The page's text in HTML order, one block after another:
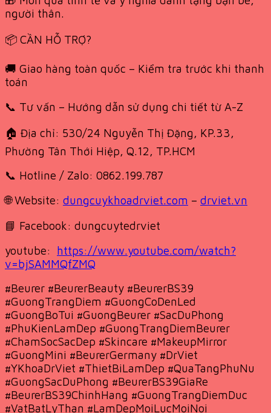
người thân.
📦 CẦN HỖ TRỢ?
🚚 Giao hàng toàn quốc – Kiểm tra trước khi thanh
toán
📞 Tư vấn – Hướng dẫn sử dụng chi tiết từ A-Z
🏠 Địa chỉ: 530/24 Nguyễn Thị Đặng, KP.33,
Phường Tân Thới Hiệp, Q.12, TP.HCM
📞 Hotline / Zalo: 0862.199.787
🌐 Website: dungcuykhoadrviet.com – drviet.vn
📘 Facebook: dungcuytedrviet
youtube: https://www.youtube.com/watch?
v=bjSAMMQfZMQ
#Beurer #BeurerBeauty #BeurerBS39
#GuongTrangDiem #GuongCoDenLed
#GuongBoTui #GuongBeurer #SacDuPhong
#PhuKienLamDep #GuongTrangDiemBeurer
#ChamSocSacDep #Skincare #MakeupMirror
#GuongMini #BeurerGermany #DrViet
#YKhoaDrViet #ThietBiLamDep #QuaTangPhuNu
#GuongSacDuPhong #BeurerBS39GiaRe
#BeurerBS39ChinhHang #GuongTrangDiemDuc
#VatBatLyThan #LamDepMoiLucMoiNoi